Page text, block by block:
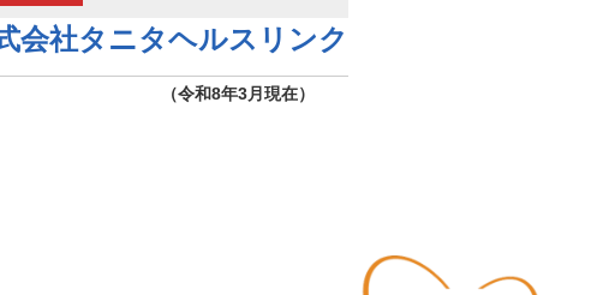
会社タニタヘルスリンク
（令和8年3月現在）